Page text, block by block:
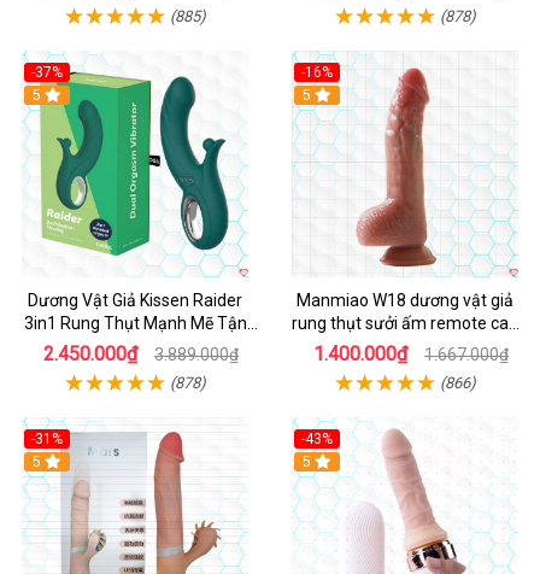
(885) (878)
-37%
Hot
5
Dương Vật Giả Kissen Raider
3in1 Rung Thụt Mạnh Mẽ Tận
Hưởng
2.450.000₫ 3.889.000₫
(878)
-16%
Hot
5
Manmiao W18 dương vật giả
rung thụt sưởi ấm remote cao
cấp
1.400.000₫ 1.667.000₫
(866)
-31%
5
-43%
Hot
5